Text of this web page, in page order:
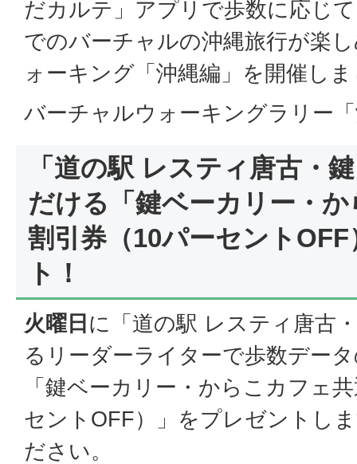
だカルテ」アプリで歩数に応じ
でのバーチャルの沖縄旅行が楽
ォーキング「沖縄編」を開催し
バーチャルウォーキングラリー
「道の駅 レスティ唐古・
だける「鍵ベーカリー・
割引券（10パーセント
ト！
火曜日 に「道の駅 レスティ唐古
るリーダーライターで歩数デー
「鍵ベーカリー・からこカフェ
セントOFF）」をプレゼントし
ださい。